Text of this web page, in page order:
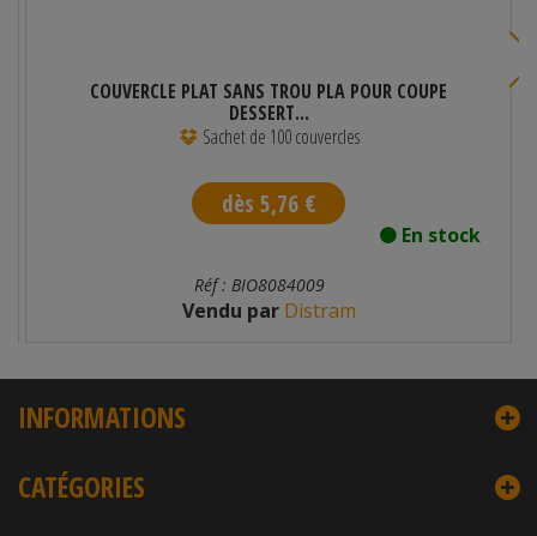
COUVERCLE PLAT SANS TROU PLA POUR COUPE
DESSERT...
Sachet de 100 couvercles
dès 5,76 €
En stock
Réf : BIO8084009
Vendu parDistram
INFORMATIONS
CATÉGORIES